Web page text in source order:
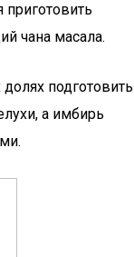
чана масала.
подготовить
а имбирь